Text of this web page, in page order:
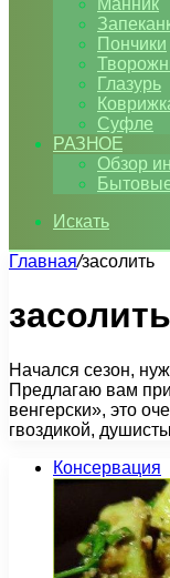
Манник
Пончики
Глазурь
Суфле
РАЗНОЕ
Обзор
Искать
Главная/засолить
засолить
Начался сезон,
Предлагаю вам
венгерски», это
гвоздикой,
Консервация